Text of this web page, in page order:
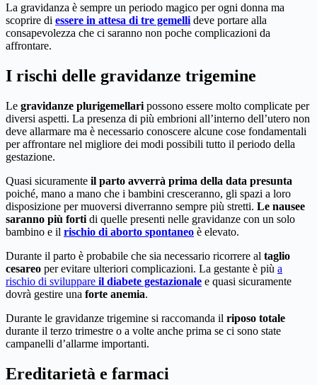
La gravidanza è sempre un periodo magico per ogni donna ma
scoprire di essere in attesa di tre gemelli deve portare alla
consapevolezza che ci saranno non poche complicazioni da
affrontare.
I rischi delle gravidanze trigemine
Le gravidanze plurigemellari possono essere molto complicate per
diversi aspetti. La presenza di più embrioni all’interno dell’utero non
deve allarmare ma è necessario conoscere alcune cose fondamentali
per affrontare nel migliore dei modi possibili tutto il periodo della
gestazione.
Quasi sicuramente il parto avverrà prima della data presunta
poiché, mano a mano che i bambini cresceranno, gli spazi a loro
disposizione per muoversi diverranno sempre più stretti. Le nausee
saranno più forti di quelle presenti nelle gravidanze con un solo
bambino e il rischio di aborto spontaneo è elevato.
Durante il parto è probabile che sia necessario ricorrere al taglio
cesareo per evitare ulteriori complicazioni. La gestante è più a
rischio di sviluppare il diabete gestazionale e quasi sicuramente
dovrà gestire una forte anemia.
Durante le gravidanze trigemine si raccomanda il riposo totale
durante il terzo trimestre o a volte anche prima se ci sono state
campanelli d’allarme importanti.
Ereditarietà e farmaci